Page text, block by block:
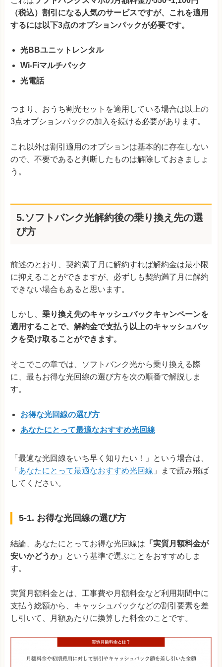
（税込）割引になる人気のサービスですが、これを適用
するには以下3点のオプションパックが必要です。
光BBユニットレンタル
Wi-Fiマルチパック
光電話
つまり、おうち割光セットを適用している場合は以上の
3点オプションパックの加入を続ける必要があります。
これ以外は割引適用のオプションは基本的に存在しない
ので、不要であると判断したものは解除しておきましょ
う。
5.ソフトバンク光解約後の乗り換え先の選
び方
前述のとおり、契約満了月に解約すれば解約金は最小限
に抑えることができますが、必ずしも契約満了月に解約
できない場合もあると思います。
しかし、 乗り換え先のキャッシュバックキャンペーンを
適用することで、解約金で支払う以上のキャッシュバッ
クを受け取ることができます。
そこでこの章では、ソフトバンク光から乗り換える際
に、最もお得な光回線の選び方を次の順番で解説しま
す。
お得な光回線の選び方
あなたにとって最適なおすすめ光回線
「最適な光回線をいち早く知りたい！」という場合は、
「 あなたにとって最適なおすすめ光回線 」まで読み飛ば
してください。
5-1. お得な光回線の選び方
結論、あなたにとってお得な光回線は 「実質月額料金が
安いかどうか」
という基準で選ぶことをおすすめしま
す。
実質月額料金とは、工事費や月額料金など利用期間中に
支払う総額から、キャッシュバックなどの割引要素を差
し引いて、月額あたりに換算した料金のことです。